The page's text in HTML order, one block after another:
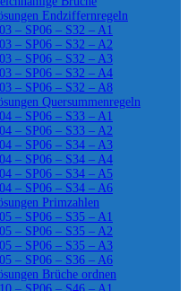
Endziffernregeln
– SP06 – S32 – A1
– SP06 – S32 – A2
– SP06 – S32 – A3
– SP06 – S32 – A4
– SP06 – S32 – A8
Quersummenregeln
– SP06 – S33 – A1
– SP06 – S33 – A2
– SP06 – S34 – A3
– SP06 – S34 – A4
– SP06 – S34 – A5
– SP06 – S34 – A6
Primzahlen
– SP06 – S35 – A1
– SP06 – S35 – A2
– SP06 – S35 – A3
– SP06 – S36 – A6
Brüche ordnen